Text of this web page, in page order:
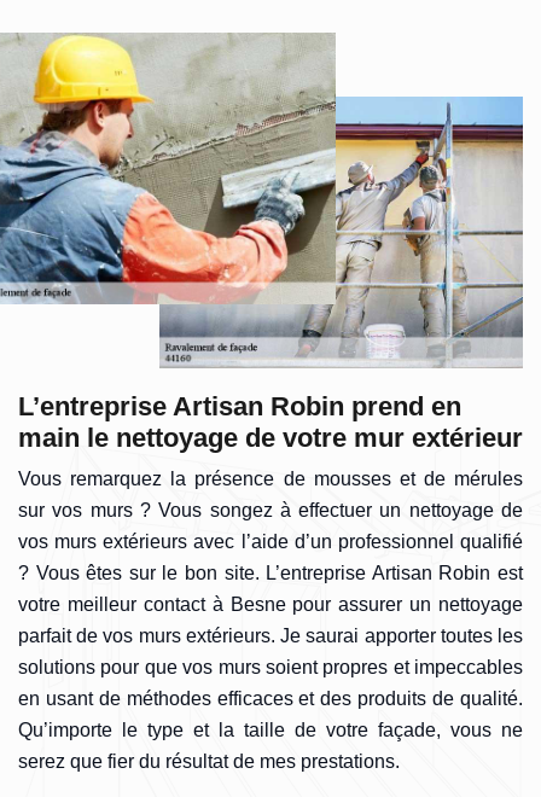
L’entreprise Artisan Robin prend en
main le nettoyage de votre mur extérieur
Vous remarquez la présence de mousses et de mérules
sur vos murs ? Vous songez à effectuer un nettoyage de
vos murs extérieurs avec l’aide d’un professionnel qualifié
? Vous êtes sur le bon site. L’entreprise Artisan Robin est
votre meilleur contact à Besne pour assurer un nettoyage
parfait de vos murs extérieurs. Je saurai apporter toutes les
solutions pour que vos murs soient propres et impeccables
en usant de méthodes efficaces et des produits de qualité.
Qu’importe le type et la taille de votre façade, vous ne
serez que fier du résultat de mes prestations.